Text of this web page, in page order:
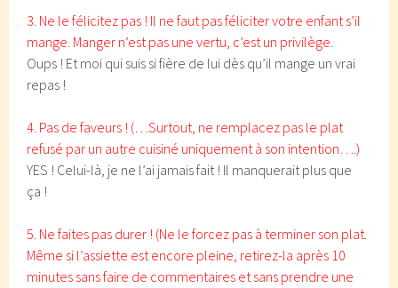
3. Ne le félicitez pas ! Il ne faut pas féliciter votre enfant s’il
mange. Manger n’est pas une vertu, c’est un privilège.
Oups ! Et moi qui suis si fière de lui dès qu’il mange un vrai
repas !
4. Pas de faveurs ! (…Surtout, ne remplacez pas le plat
refusé par un autre cuisiné uniquement à son intention….)
YES ! Celui-là, je ne l’ai jamais fait ! Il manquerait plus que
ça !
5. Ne faites pas durer ! (Ne le forcez pas à terminer son plat.
Même si l’assiette est encore pleine, retirez-la après 10
minutes sans faire de commentaires et sans prendre une